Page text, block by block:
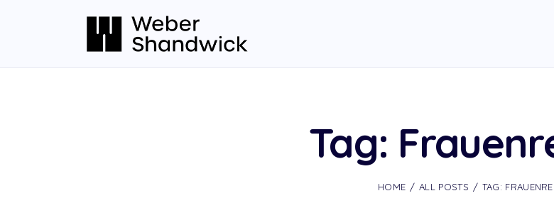
Tag:
HOME ALL POSTS TAG: